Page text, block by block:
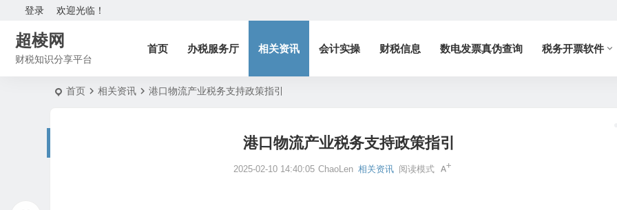
欢迎光临！
登录
超棱网
财税知识分享平台
首页 办税服务厅 相关资讯 会计实操 财税信息 数电发票真伪查询 税务开票软件
首页 相关资讯 港口物流产业税务支持政策指引
港口物流产业税务支持政策指引
2025-02-10 14:40:05 ChaoLen 相关资讯 阅读模式